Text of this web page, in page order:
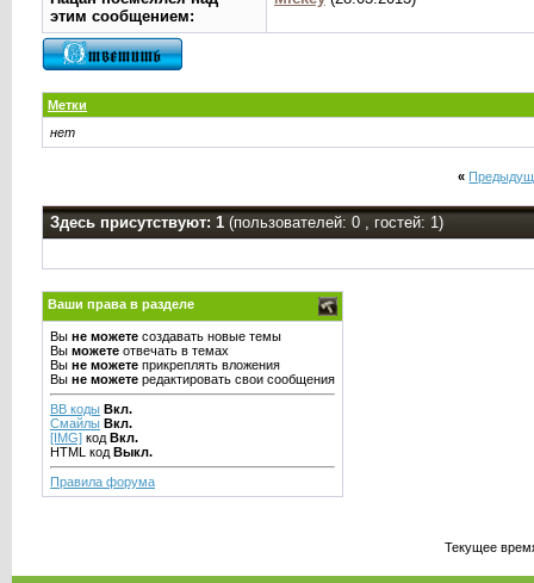
этим сообщением:
Метки
нет
«
Здесь присутствуют: 1 (пользователей: 0 , гостей: 1)
Ваши права в разделе
Вы не можетесоздавать новые темы
Вы можетеотвечать в темах
Вы не можетеприкреплять вложения
Вы не можетередактировать свои сообщения
BB коды Вкл.
Смайлы Вкл.
[IMG]код Вкл.
HTML код Выкл.
Правила форума
Текущее